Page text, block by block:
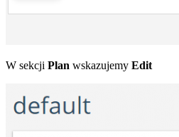
W sekcji Plan wskazujemy Edit